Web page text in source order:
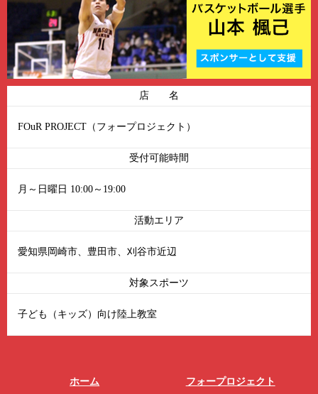
店 名
FOuR PROJECT（フォープロジェクト）
受付可能時間
月～日曜日 10:00～19:00
活動エリア
愛知県岡崎市、豊田市、刈谷市近辺
対象スポーツ
子ども（キッズ）向け陸上教室
ホーム フォープロジェクト